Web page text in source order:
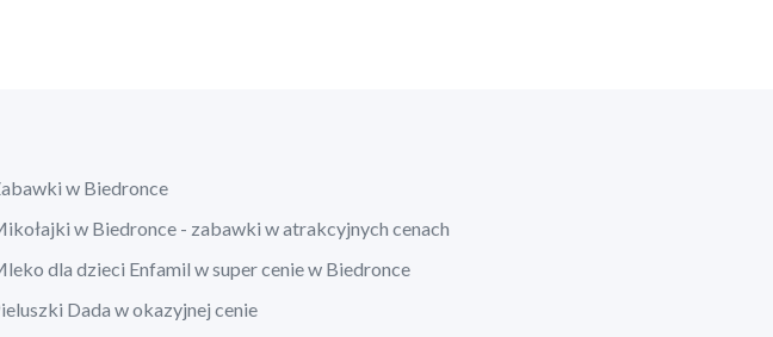
w Biedronce
w Biedronce - zabawki w atrakcyjnych cenach
dla dzieci Enfamil w super cenie w Biedronce
Dada w okazyjnej cenie